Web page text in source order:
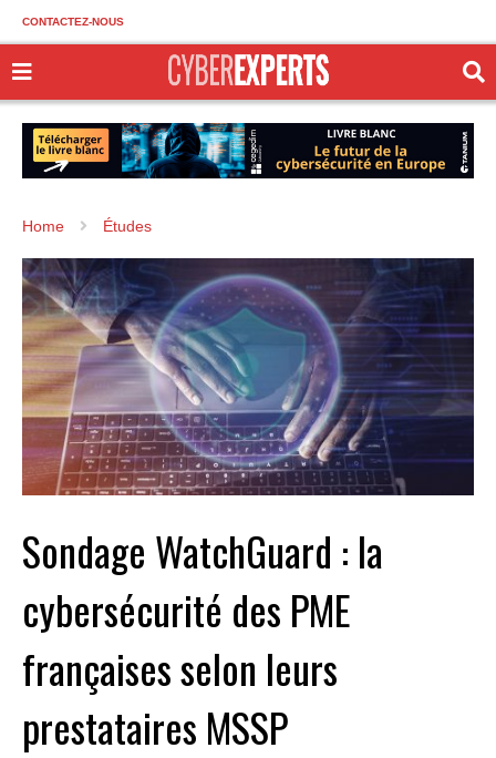
CONTACTEZ-NOUS
Home Études
Sondage WatchGuard : la
cybersécurité des PME
françaises selon leurs
prestataires MSSP